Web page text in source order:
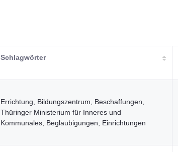
Schlagwörter
Errichtung, Bildungszentrum, Beschaffungen,
Thüringer Ministerium für Inneres und
Kommunales, Beglaubigungen, Einrichtungen